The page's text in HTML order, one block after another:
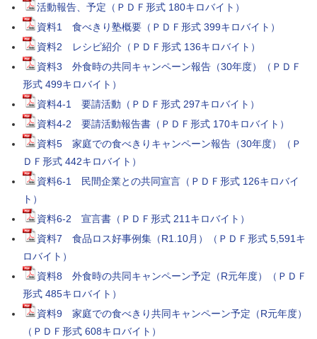
活動報告、予定（ＰＤＦ形式 180キロバイト）
資料1 食べきり塾概要（ＰＤＦ形式 399キロバイト）
資料2 レシピ紹介（ＰＤＦ形式 136キロバイト）
資料3 外食時の共同キャンペーン報告（30年度）（ＰＤＦ
形式 499キロバイト）
資料4-1 要請活動（ＰＤＦ形式 297キロバイト）
資料4-2 要請活動報告書（ＰＤＦ形式 170キロバイト）
資料5 家庭での食べきりキャンペーン報告（30年度）（Ｐ
ＤＦ形式 442キロバイト）
資料6-1 民間企業との共同宣言（ＰＤＦ形式 126キロバイ
ト）
資料6-2 宣言書（ＰＤＦ形式 211キロバイト）
資料7 食品ロス好事例集（R1.10月）（ＰＤＦ形式 5,591キ
ロバイト）
資料8 外食時の共同キャンペーン予定（R元年度）（ＰＤＦ
形式 485キロバイト）
資料9 家庭での食べきり共同キャンペーン予定（R元年度）
（ＰＤＦ形式 608キロバイト）